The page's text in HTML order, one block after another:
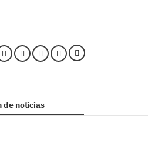
de noticias